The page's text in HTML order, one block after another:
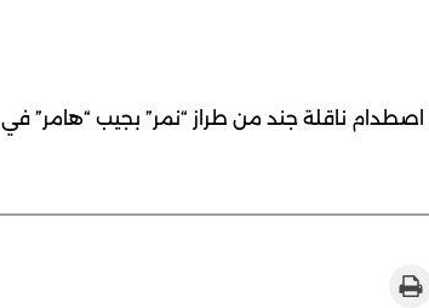
جيش الاحتلال؛ جرّاء اصطدام ناقلة جند من طراز “نمر” بجيب “هامر” في
Print this Page